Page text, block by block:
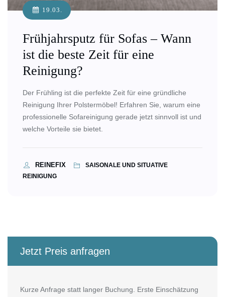
19.03.
Frühjahrsputz für Sofas – Wann
ist die beste Zeit für eine
Reinigung?
Der Frühling ist die perfekte Zeit für eine gründliche
Reinigung Ihrer Polstermöbel! Erfahren Sie, warum eine
professionelle Sofareinigung gerade jetzt sinnvoll ist und
welche Vorteile sie bietet.
REINEFIX
SAISONALE UND SITUATIVE
REINIGUNG
Jetzt Preis anfragen
Kurze Anfrage statt langer Buchung. Erste Einschätzung